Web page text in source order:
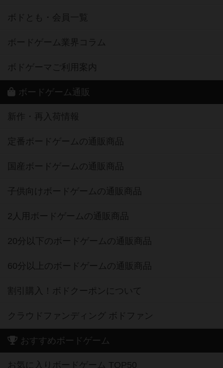
ボドとも・会員一覧
ボードゲーム業界コラム
ボドゲーマご利用案内
ボードゲーム通販
新作・再入荷情報
定番ボードゲームの通販商品
国産ボードゲームの通販商品
子供向けボードゲームの通販商品
2人用ボードゲームの通販商品
20分以下のボードゲームの通販商品
60分以上のボードゲームの通販商品
割引購入！ボドクーポンについて
クラウドファンディング ボドファン
おすすめボードゲーム
お気に入りボードゲーム TOP50